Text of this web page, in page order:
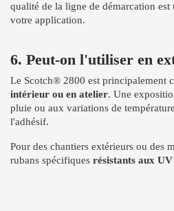
qualité de la ligne de démarcation
votre application.
6. Peut-on l'utiliser en
Le Scotch® 2800 est principalement
intérieur ou en atelier. Une
pluie ou aux variations de
l'adhésif.
Pour des chantiers extérieurs ou des
rubans spécifiques résistants aux UV